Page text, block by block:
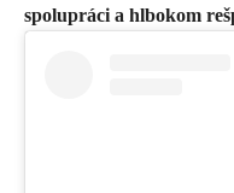
spolupráci a hlbokom